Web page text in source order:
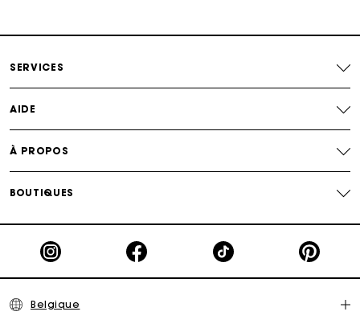
SERVICES
AIDE
À PROPOS
BOUTIQUES
Belgique